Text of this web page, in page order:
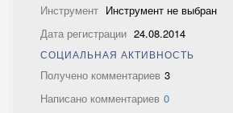
Инструмент Инструмент не выбран
Дата регистрации 24.08.2014
СОЦИАЛЬНАЯ АКТИВНОСТЬ
Получено комментариев 3
Написано комментариев 0